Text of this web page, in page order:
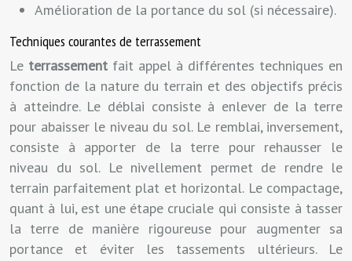
Amélioration de la portance du sol (si nécessaire).
Techniques courantes de terrassement
Le terrassement fait appel à différentes techniques en
fonction de la nature du terrain et des objectifs précis
à atteindre. Le déblai consiste à enlever de la terre
pour abaisser le niveau du sol. Le remblai, inversement,
consiste à apporter de la terre pour rehausser le
niveau du sol. Le nivellement permet de rendre le
terrain parfaitement plat et horizontal. Le compactage,
quant à lui, est une étape cruciale qui consiste à tasser
la terre de manière rigoureuse pour augmenter sa
portance et éviter les tassements ultérieurs. Le